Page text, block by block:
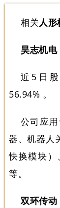
相关人
昊志机电
近5日
56.94% 。
公司应
器、机器人
快换模块
等。
双环传动